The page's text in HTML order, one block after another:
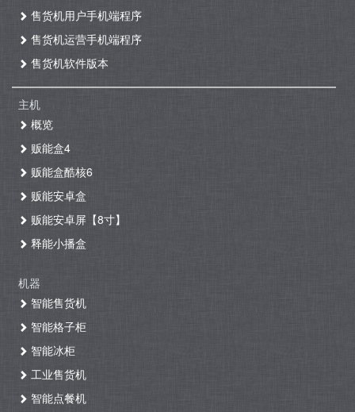
售货机用户手机端程序
售货机运营手机端程序
售货机软件版本
主机
概览
贩能盒4
贩能盒酷核6
贩能安卓盒
贩能安卓屏【8寸】
释能小播盒
机器
智能售货机
智能格子柜
智能冰柜
工业售货机
智能点餐机